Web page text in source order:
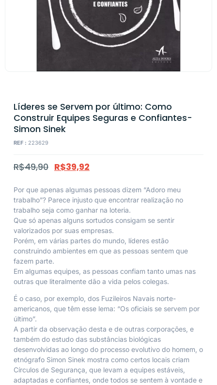
Líderes se Servem por último: Como
Construir Equipes Seguras e Confiantes-
Simon Sinek
REF : 223629
R$49,90 R$39,92
Por que apenas algumas pessoas dizem “Adoro meu
trabalho”? Parece injusto que encontrar realização no
trabalho seja como ganhar na loteria.
Que só apenas alguns sortudos consigam se sentir
valorizados por suas empresas.
Porém, em várias partes do mundo, líderes estão
construindo ambientes em que as pessoas sentem que
fazem parte.
Em algumas equipes, as pessoas confiam tanto umas nas
outras que literalmente dão a vida pelos colegas.
É o caso, por exemplo, dos Fuzileiros Navais norte-
americanos, que têm esse lema: “Os oficiais se servem por
último”.
A partir da observação desta e de outras corporações, e
também do estudo das substâncias biológicas
desenvolvidas ao longo do processo evolutivo do homem, o
etnógrafo Simon Sinek mostra como certos locais criam
Círculos de Segurança, que levam a equipes estáveis,
adaptadas e confiantes, onde todos se sentem à vontade e